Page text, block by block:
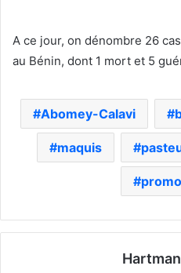
A ce jour, on dénombre 26
au Bénin, dont 1 mort et 5
Abomey-Calavi
maquis